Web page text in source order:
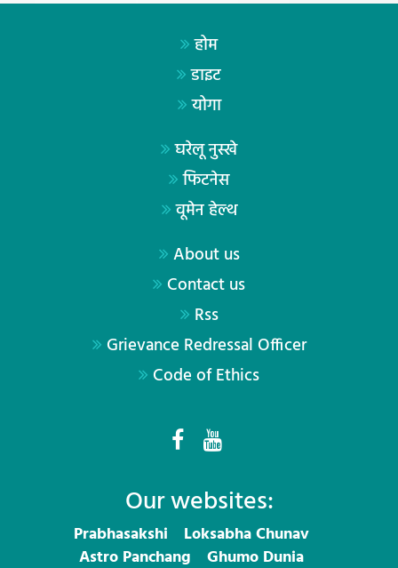
होम
डाइट
योगा
घरेलू नुस्खे
फिटनेस
वूमेन हेल्थ
About us
Contact us
Rss
Grievance Redressal Officer
Code of Ethics
Our websites:
Prabhasakshi
Loksabha Chunav
Astro Panchang
Ghumo Dunia